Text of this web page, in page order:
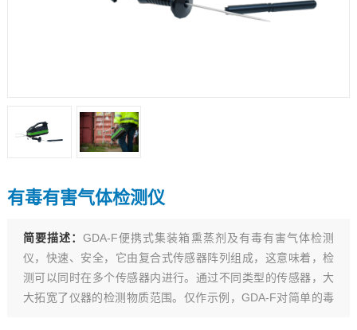
有毒有害气体检测仪
简要描述：GDA-F便携式集装箱熏蒸剂及有毒有害气体检测
仪，快速、安全，它由复合式传感器阵列组成，这意味着，检
测可以同时在多个传感器内进行。通过不同类型的传感器，大
大拓宽了仪器的检测物质范围。仅作示例，GDA-F对简单的毒